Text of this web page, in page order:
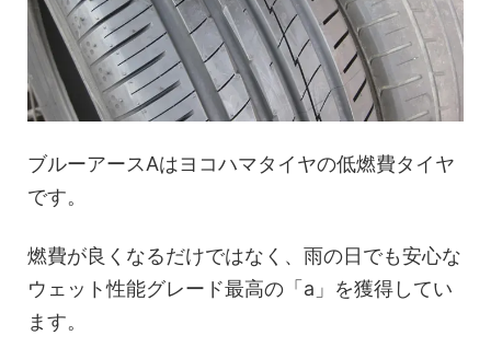
ブルーアースAはヨコハマタイヤの低燃費タイヤ
です。
燃費が良くなるだけではなく、雨の日でも安心な
ウェット性能グレード最高の「a」を獲得してい
ます。